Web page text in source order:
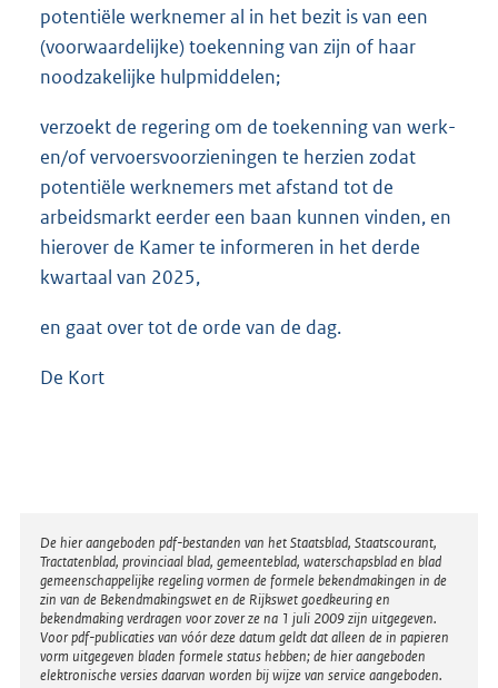
potentiële werknemer al in het bezit is van een
(voorwaardelijke) toekenning van zijn of haar
noodzakelijke hulpmiddelen;
verzoekt de regering om de toekenning van werk-
en/of vervoersvoorzieningen te herzien zodat
potentiële werknemers met afstand tot de
arbeidsmarkt eerder een baan kunnen vinden, en
hierover de Kamer te informeren in het derde
kwartaal van 2025,
en gaat over tot de orde van de dag.
De Kort
Disclaimer
De hier aangeboden pdf-bestanden van het Staatsblad, Staatscourant,
Tractatenblad, provinciaal blad, gemeenteblad, waterschapsblad en blad
gemeenschappelijke regeling vormen de formele bekendmakingen in de
zin van de Bekendmakingswet en de Rijkswet goedkeuring en
bekendmaking verdragen voor zover ze na 1 juli 2009 zijn uitgegeven.
Voor pdf-publicaties van vóór deze datum geldt dat alleen de in papieren
vorm uitgegeven bladen formele status hebben; de hier aangeboden
elektronische versies daarvan worden bij wijze van service aangeboden.